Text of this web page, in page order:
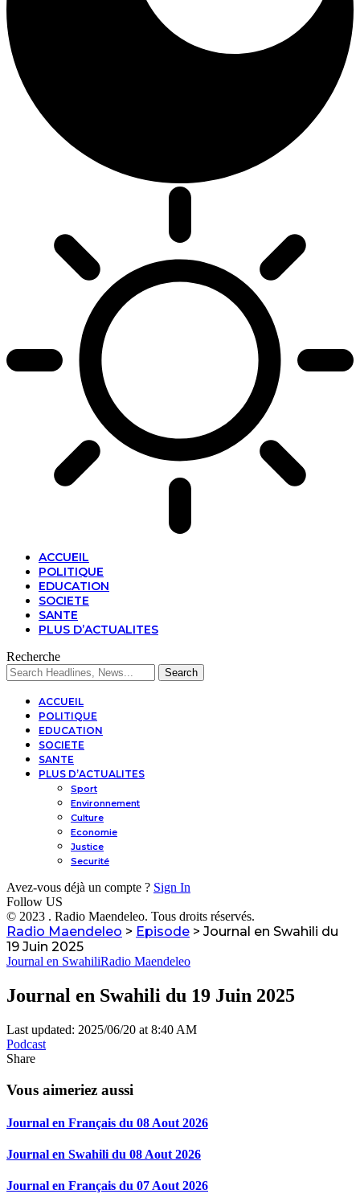
ACCUEIL
POLITIQUE
EDUCATION
SOCIETE
SANTE
PLUS D’ACTUALITES
Recherche
ACCUEIL
POLITIQUE
EDUCATION
SOCIETE
SANTE
PLUS D’ACTUALITES
Sport
Environnement
Culture
Economie
Justice
Securité
Avez-vous déjà un compte ? Sign In
Follow US
© 2023 . Radio Maendeleo. Tous droits réservés.
Radio Maendeleo > Episode > Journal en Swahili du
19 Juin 2025
Journal en SwahiliRadio Maendeleo
Journal en Swahili du 19 Juin 2025
Last updated: 2025/06/20 at 8:40 AM
Podcast
Share
Vous aimeriez aussi
Journal en Français du 08 Aout 2026
Journal en Swahili du 08 Aout 2026
Journal en Français du 07 Aout 2026